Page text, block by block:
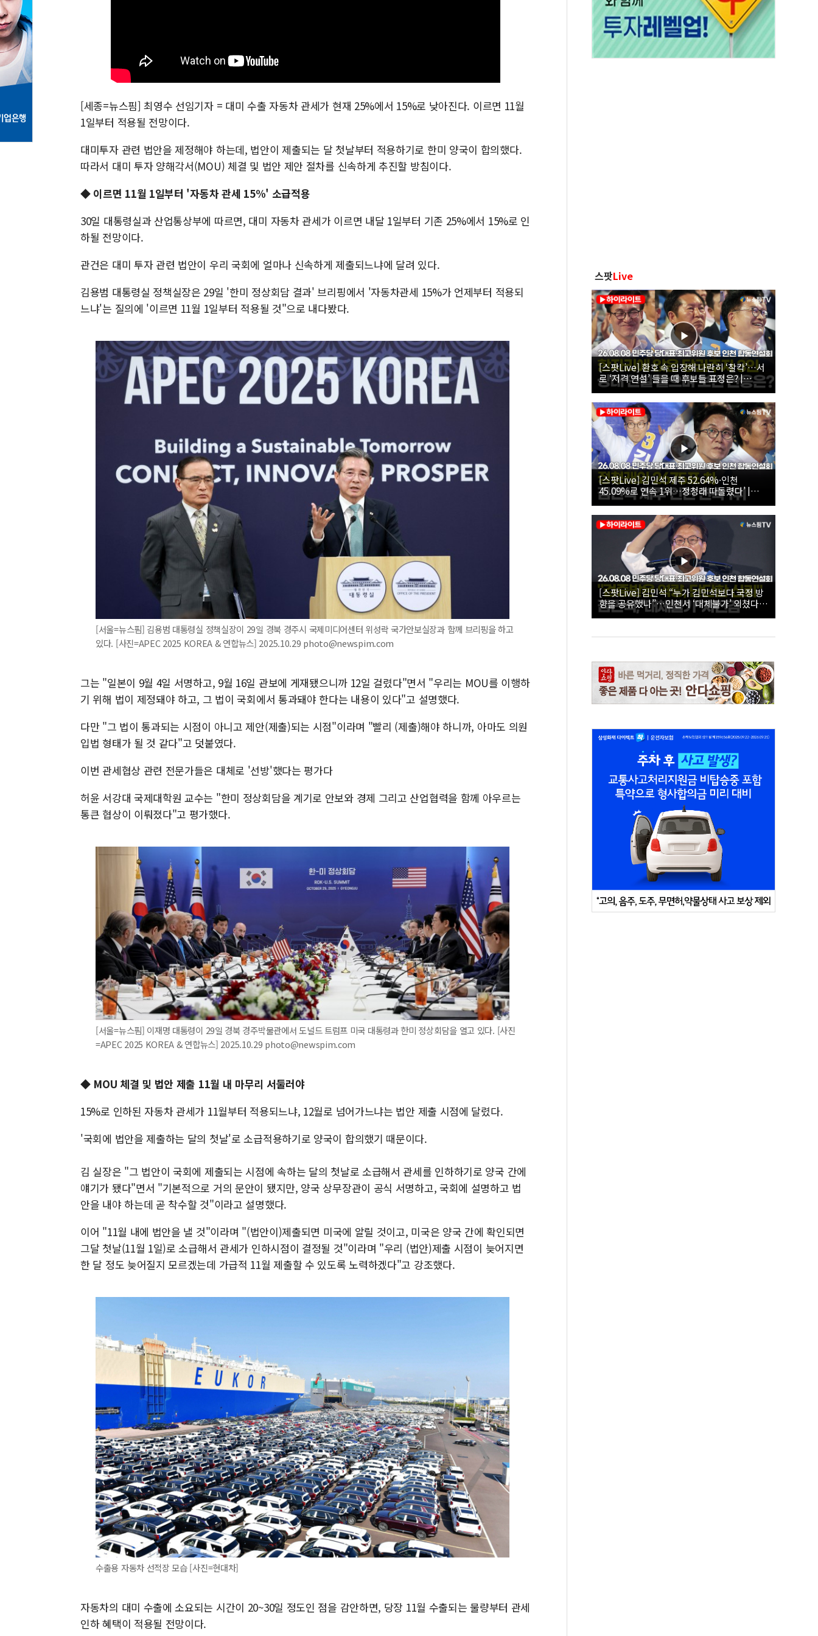
[세종=뉴스핌] 최영수 선임기자 = 대미 수출 자동차 관세가 현재 25%에서 15%로 낮아진다. 이르면 11월
1일부터 적용될 전망이다.
대미투자 관련 법안을 제정해야 하는데, 법안이 제출되는 달 첫날부터 적용하기로 한미 양국이 합의했다.
따라서 대미 투자 양해각서(MOU) 체결 및 법안 제안 절차를 신속하게 추진할 방침이다.
◆ 이르면 11월 1일부터 '자동차 관세 15%' 소급적용
30일 대통령실과 산업통상부에 따르면, 대미 자동차 관세가 이르면 내달 1일부터 기존 25%에서 15%로 인
하될 전망이다.
관건은 대미 투자 관련 법안이 우리 국회에 얼마나 신속하게 제출되느냐에 달려 있다.
김용범 대통령실 정책실장은 29일 '한미 정상회담 결과' 브리핑에서 '자동차관세 15%가 언제부터 적용되
느냐'는 질의에 '이르면 11월 1일부터 적용될 것"으로 내다봤다.
[서울=뉴스핌] 김용범 대통령실 정책실장이 29일 경북 경주시 국제미디어센터 위성락 국가안보실장과 함께 브리핑을 하고
있다. [사진=APEC 2025 KOREA & 연합뉴스] 2025.10.29 photo@newspim.com
그는 "일본이 9월 4일 서명하고, 9월 16일 관보에 게재됐으니까 12일 걸렸다"면서 "우리는 MOU를 이행하
기 위해 법이 제정돼야 하고, 그 법이 국회에서 통과돼야 한다는 내용이 있다"고 설명했다.
다만 "그 법이 통과되는 시점이 아니고 제안(제출)되는 시점"이라며 "빨리 (제출)해야 하니까, 아마도 의원
입법 형태가 될 것 같다"고 덧붙였다.
이번 관세협상 관련 전문가들은 대체로 '선방'했다는 평가다
허윤 서강대 국제대학원 교수는 "한미 정상회담을 계기로 안보와 경제 그리고 산업협력을 함께 아우르는
통큰 협상이 이뤄졌다"고 평가했다.
[서울=뉴스핌] 이재명 대통령이 29일 경북 경주박물관에서 도널드 트럼프 미국 대통령과 한미 정상회담을 열고 있다. [사진
=APEC 2025 KOREA & 연합뉴스] 2025.10.29 photo@newspim.com
◆ MOU 체결 및 법안 제출 11월 내 마무리 서둘러야
15%로 인하된 자동차 관세가 11월부터 적용되느냐, 12월로 넘어가느냐는 법안 제출 시점에 달렸다.
'국회에 법안을 제출하는 달의 첫날'로 소급적용하기로 양국이 합의했기 때문이다.
김 실장은 "그 법안이 국회에 제출되는 시점에 속하는 달의 첫날로 소급해서 관세를 인하하기로 양국 간에
얘기가 됐다"면서 "기본적으로 거의 문안이 됐지만, 양국 상무장관이 공식 서명하고, 국회에 설명하고 법
안을 내야 하는데 곧 착수할 것"이라고 설명했다.
이어 "11월 내에 법안을 낼 것"이라며 "(법안이)제출되면 미국에 알릴 것이고, 미국은 양국 간에 확인되면
그달 첫날(11월 1일)로 소급해서 관세가 인하시점이 결정될 것"이라며 "우리 (법안)제출 시점이 늦어지면
한 달 정도 늦어질지 모르겠는데 가급적 11월 제출할 수 있도록 노력하겠다"고 강조했다.
수출용 자동차 선적장 모습 [사진=현대차]
자동차의 대미 수출에 소요되는 시간이 20~30일 정도인 점을 감안하면, 당장 11월 수출되는 물량부터 관세
인하 혜택이 적용될 전망이다.
스팟Live
[스팟Live] 환호 속 입장해 나란히 ‘찰칵’…서
로 ‘저격 연설’ 들을 때 후보들 표정은? |
26.08.08 더불어민주당 당대표·최고위원 후
보 인천 합동연설회
[스팟Live] 김민석 제주 52.64%·인천
45.09%로 연속 1위…정청래 따돌렸다’ |
26.08.08 더불어민주당 당대표·최고위원 후
보 인천 합동연설회
[스팟Live] 김민석 “누가 김민석보다 국정 방
향을 공유했나”…인천서 ‘대체불가’ 외쳤다 |
26.08.08 더불어민주당 당대표·최고위원 후